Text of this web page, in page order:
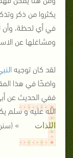
يكثروا من ذكر
في أي لحظة، وأن
ومشاغلها عن
لقد كان توجيه
واضحًا في هذا
ففي الحديث عن
الله عليه و سلم
اللذات
» (سنن